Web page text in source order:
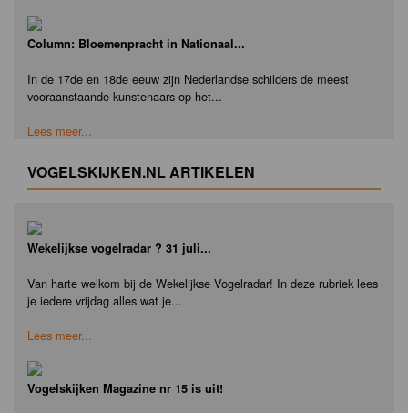
Column: Bloemenpracht in Nationaal...
In de 17de en 18de eeuw zijn Nederlandse schilders de meest
vooraanstaande kunstenaars op het...
Lees meer...
VOGELSKIJKEN.NL ARTIKELEN
Wekelijkse vogelradar ? 31 juli...
Van harte welkom bij de Wekelijkse Vogelradar! In deze rubriek lees
je iedere vrijdag alles wat je...
Lees meer...
Vogelskijken Magazine nr 15 is uit!